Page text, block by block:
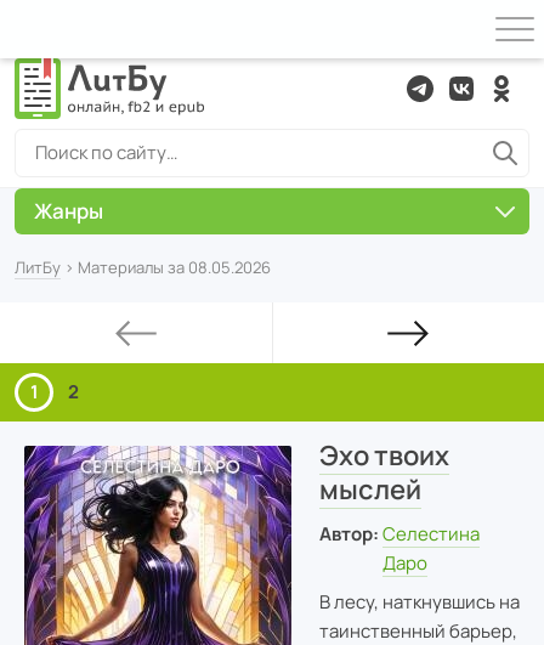
ЛитБу › Материалы за 08.05.2026
1 2
Эхо твоих
мыслей
Автор: Селестина
Даро
В лесу, наткнувшись на
таинственный барьер,
Жанры